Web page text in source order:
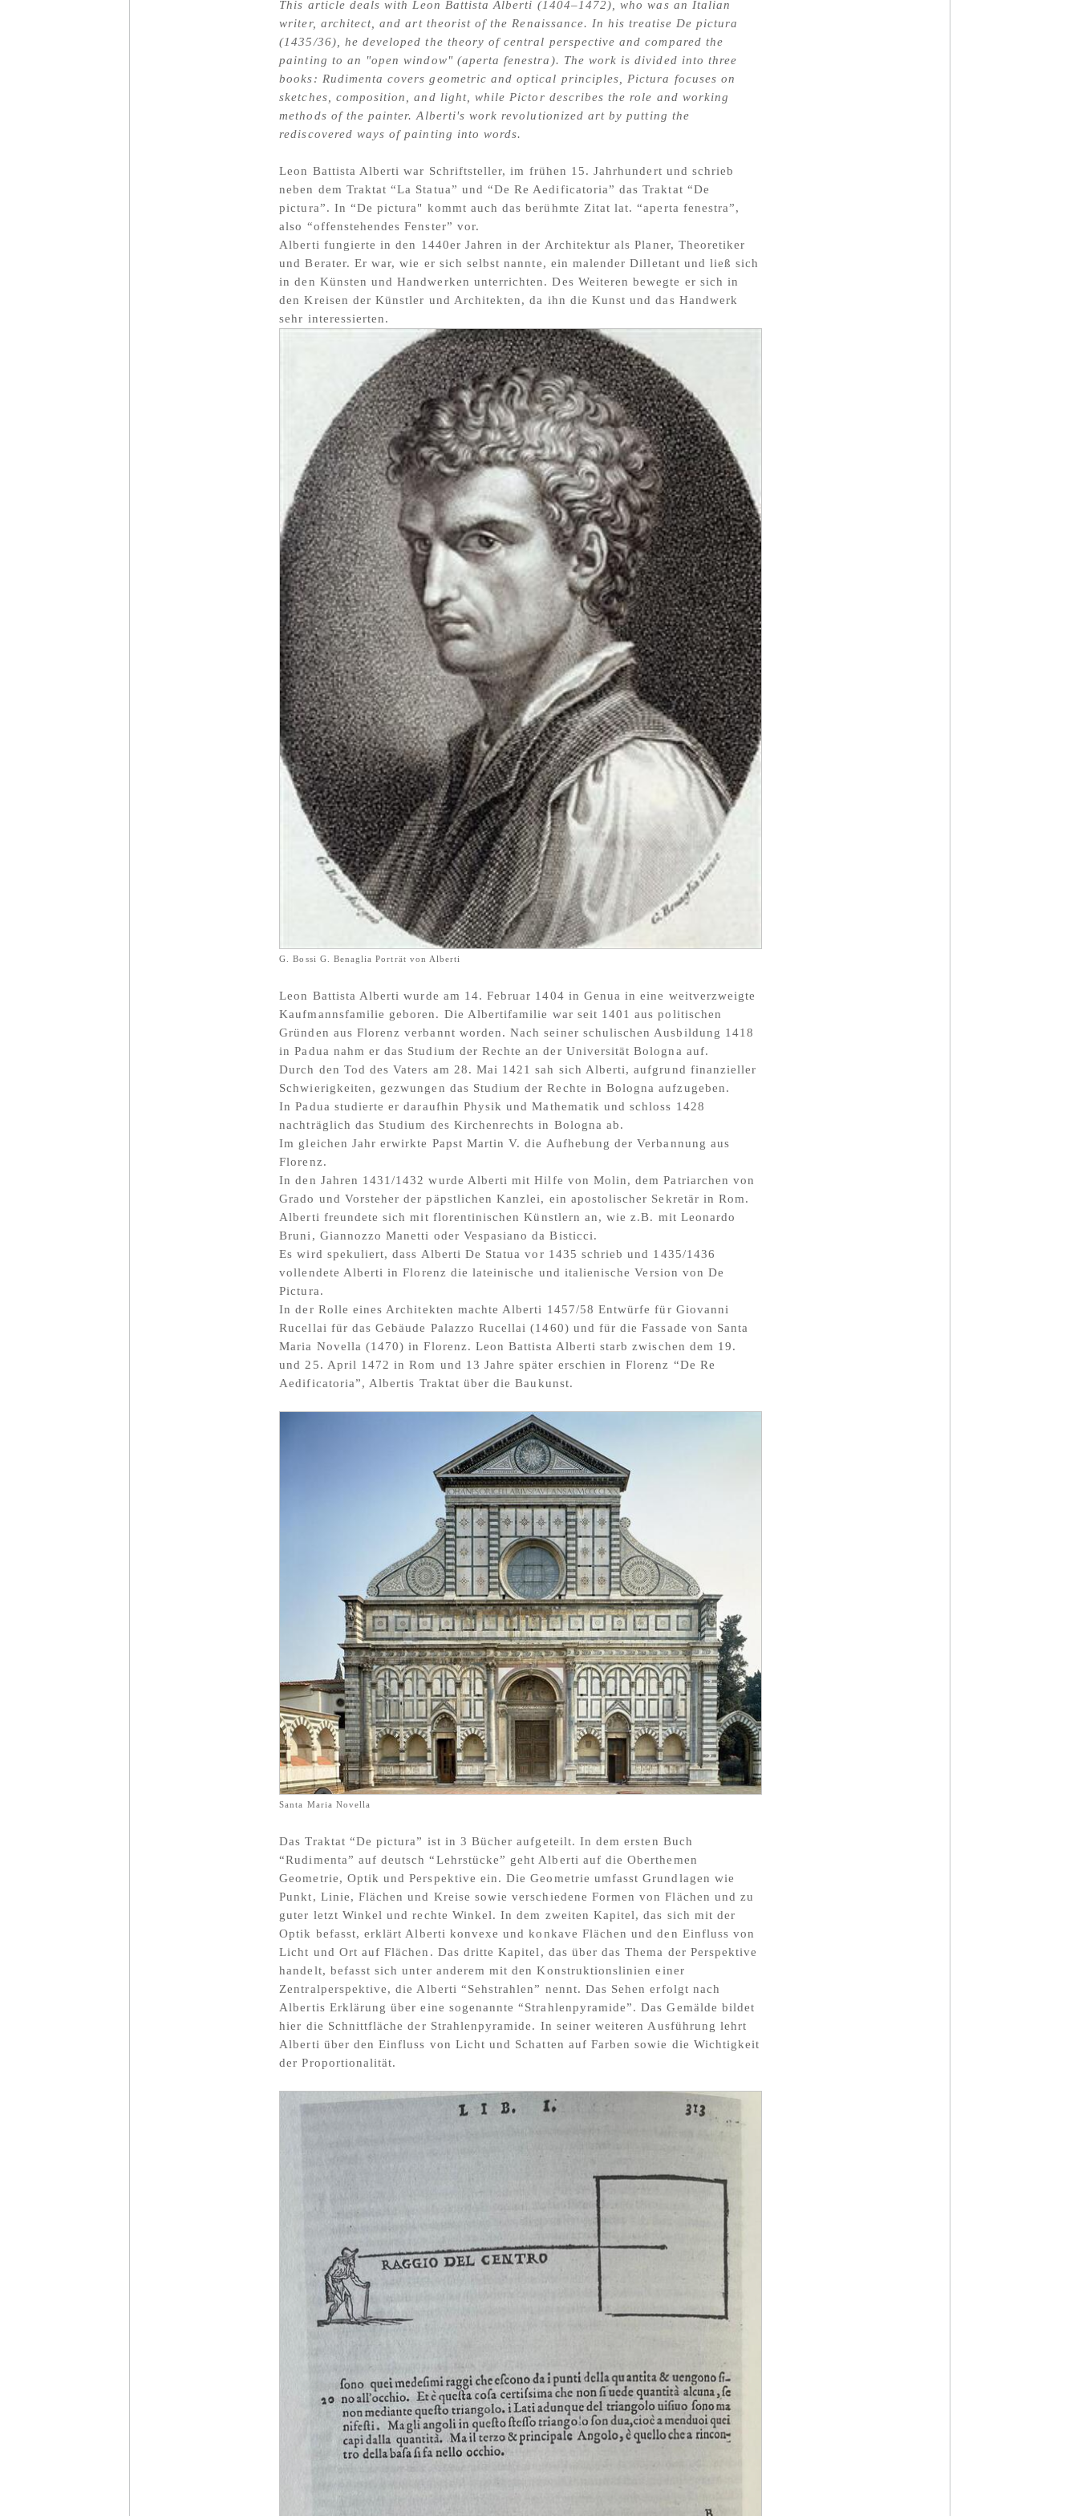
This article deals with Leon Battista Alberti (1404–1472), who was an Italian
writer, architect, and art theorist of the Renaissance. In his treatise De pictura
(1435/36), he developed the theory of central perspective and compared the
painting to an "open window" (aperta fenestra). The work is divided into three
books: Rudimenta covers geometric and optical principles, Pictura focuses on
sketches, composition, and light, while Pictor describes the role and working
methods of the painter. Alberti's work revolutionized art by putting the
rediscovered ways of painting into words.
Leon Battista Alberti war Schriftsteller, im frühen 15. Jahrhundert und schrieb
neben dem Traktat “La Statua” und “De Re Aedificatoria” das Traktat “De
pictura”. In “De pictura" kommt auch das berühmte Zitat lat. “aperta fenestra”,
also “offenstehendes Fenster” vor.
Alberti fungierte in den 1440er Jahren in der Architektur als Planer, Theoretiker
und Berater. Er war, wie er sich selbst nannte, ein malender Dilletant und ließ sich
in den Künsten und Handwerken unterrichten. Des Weiteren bewegte er sich in
den Kreisen der Künstler und Architekten, da ihn die Kunst und das Handwerk
sehr interessierten.
G. Bossi G. Benaglia Porträt von Alberti
Leon Battista Alberti wurde am 14. Februar 1404 in Genua in eine weitverzweigte
Kaufmannsfamilie geboren. Die Albertifamilie war seit 1401 aus politischen
Gründen aus Florenz verbannt worden. Nach seiner schulischen Ausbildung 1418
in Padua nahm er das Studium der Rechte an der Universität Bologna auf.
Durch den Tod des Vaters am 28. Mai 1421 sah sich Alberti, aufgrund finanzieller
Schwierigkeiten, gezwungen das Studium der Rechte in Bologna aufzugeben.
In Padua studierte er daraufhin Physik und Mathematik und schloss 1428
nachträglich das Studium des Kirchenrechts in Bologna ab.
Im gleichen Jahr erwirkte Papst Martin V. die Aufhebung der Verbannung aus
Florenz.
In den Jahren 1431/1432 wurde Alberti mit Hilfe von Molin, dem Patriarchen von
Grado und Vorsteher der päpstlichen Kanzlei, ein apostolischer Sekretär in Rom.
Alberti freundete sich mit florentinischen Künstlern an, wie z.B. mit Leonardo
Bruni, Giannozzo Manetti oder Vespasiano da Bisticci.
Es wird spekuliert, dass Alberti De Statua vor 1435 schrieb und 1435/1436
vollendete Alberti in Florenz die lateinische und italienische Version von De
Pictura.
In der Rolle eines Architekten machte Alberti 1457/58 Entwürfe für Giovanni
Rucellai für das Gebäude Palazzo Rucellai (1460) und für die Fassade von Santa
Maria Novella (1470) in Florenz. Leon Battista Alberti starb zwischen dem 19.
und 25. April 1472 in Rom und 13 Jahre später erschien in Florenz “De Re
Aedificatoria”, Albertis Traktat über die Baukunst.
Santa Maria Novella
Das Traktat “De pictura” ist in 3 Bücher aufgeteilt. In dem ersten Buch
“Rudimenta” auf deutsch “Lehrstücke” geht Alberti auf die Oberthemen
Geometrie, Optik und Perspektive ein. Die Geometrie umfasst Grundlagen wie
Punkt, Linie, Flächen und Kreise sowie verschiedene Formen von Flächen und zu
guter letzt Winkel und rechte Winkel. In dem zweiten Kapitel, das sich mit der
Optik befasst, erklärt Alberti konvexe und konkave Flächen und den Einfluss von
Licht und Ort auf Flächen. Das dritte Kapitel, das über das Thema der Perspektive
handelt, befasst sich unter anderem mit den Konstruktionslinien einer
Zentralperspektive, die Alberti “Sehstrahlen” nennt. Das Sehen erfolgt nach
Albertis Erklärung über eine sogenannte “Strahlenpyramide”. Das Gemälde bildet
hier die Schnittfläche der Strahlenpyramide. In seiner weiteren Ausführung lehrt
Alberti über den Einfluss von Licht und Schatten auf Farben sowie die Wichtigkeit
der Proportionalität.